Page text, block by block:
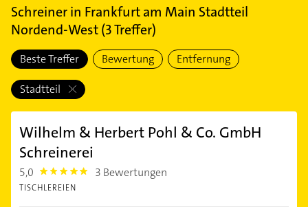
Schreinerin Frankfurt am Main Stadtteil
Nordend-West(3Treffer)
Beste Treffer Bewertung Entfernung
Stadtteil
Wilhelm & Herbert Pohl & Co. GmbH
Schreinerei
5,0 5.0 3 Bewertungen
TISCHLEREIEN